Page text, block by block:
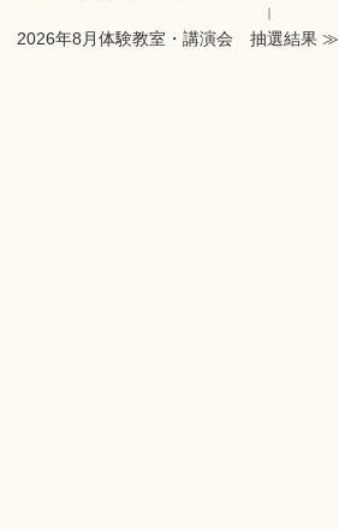
2026年8月体験教室・講演会 抽選結果 ≫